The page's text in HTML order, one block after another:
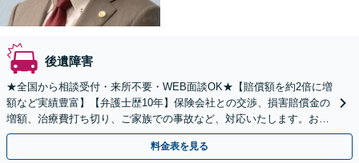
後遺障害
★全国から相談受付・来所不要・WEB面談OK★【賠償額を約2倍に増
額など実績豊富】【弁護士歴10年】保険会社との交渉、損害賠償金の
増額、治療費打ち切り、ご家族での事故など、対応いたします。お早
めにご相談ください【初回相談・着手金無料】
料金表を見る